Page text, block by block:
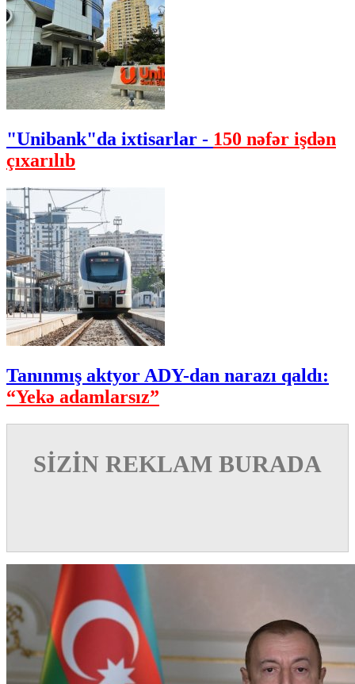
"Unibank"da ixtisarlar - 150 nəfər işdən
çıxarılıb
Tanınmış aktyor ADY-dan narazı qaldı:
“Yekə adamlarsız”
SİZİN REKLAM BURADA